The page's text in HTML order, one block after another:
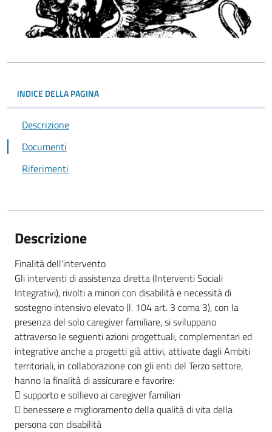
INDICE DELLA PAGINA
Descrizione
Documenti
Riferimenti
Descrizione
Finalità dell'intervento
Gli interventi di assistenza diretta (Interventi Sociali
Integrativi), rivolti a minori con disabilità e necessità di
sostegno intensivo elevato (l. 104 art. 3 coma 3), con la
presenza del solo caregiver familiare, si sviluppano
attraverso le seguenti azioni progettuali, complementari ed
integrative anche a progetti già attivi, attivate dagli Ambiti
territoriali, in collaborazione con gli enti del Terzo settore,
hanno la finalità di assicurare e favorire:
 supporto e sollievo ai caregiver familiari
 benessere e miglioramento della qualità di vita della
persona con disabilità